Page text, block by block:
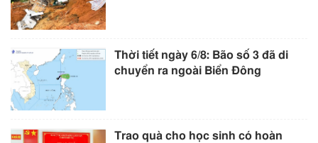
Thời tiết ngày 6/8: Bão số 3 đã di
chuyển ra ngoài Biển Đông
Trao quà cho học sinh có hoàn